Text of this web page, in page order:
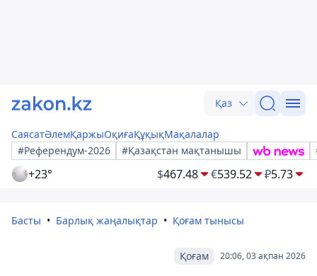
Қаз
СаясатӘлемҚаржыОқиғаҚұқықМақалалар
#Референдум-2026
#Қазақстан мақтанышы
+23° $467.48 €539.52 ₽5.73
Басты Барлық жаңалықтар Қоғам тынысы
20:06, 03 ақпан 2026
Қоғам